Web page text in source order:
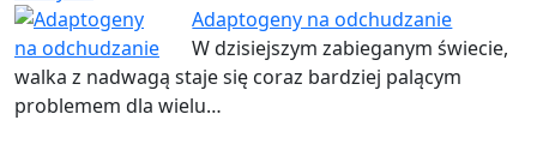
Adaptogeny na odchudzanie
W dzisiejszym zabieganym świecie,
walka z nadwagą staje się coraz bardziej palącym
problemem dla wielu…